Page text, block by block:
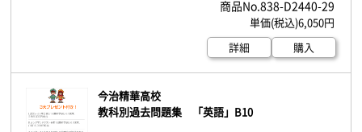
838-D2440-29
6,050円
詳細
購入
今治精華高校
教科別過去問題集 「英語」B10